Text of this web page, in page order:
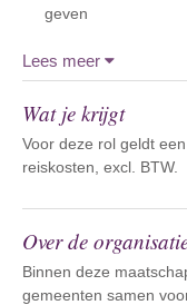
geven
Lees meer
Wat je krijgt
Voor deze rol geldt
reiskosten, excl. BTW.
Over de
Binnen deze
gemeenten samen